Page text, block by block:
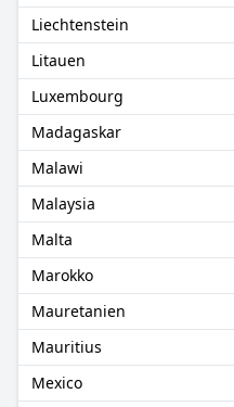
Liechtenstein
Litauen
Luxembourg
Madagaskar
Malawi
Malaysia
Malta
Marokko
Mauretanien
Mauritius
Mexico